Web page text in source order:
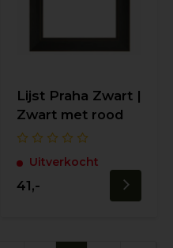
Lijst Praha Zwart |
Zwart met rood
Uitverkocht
41,-